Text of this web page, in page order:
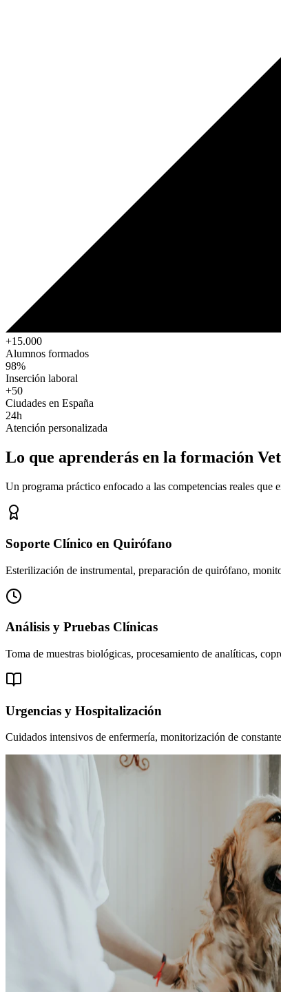
+15.000
Alumnos formados
98%
Inserción laboral
+50
Ciudades en España
24h
Atención personalizada
Lo que aprenderás en la formación
Un programa práctico enfocado a las competencias reales que
Soporte Clínico en Quirófano
Esterilización de instrumental, preparación de quirófano,
Análisis y Pruebas Clínicas
Toma de muestras biológicas, procesamiento de analíticas,
Urgencias y Hospitalización
Cuidados intensivos de enfermería, monitorización de